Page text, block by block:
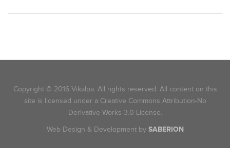
Copyright © 2016 Vikalpa. All rights reserved. All content on this
site is licensed under a Creative Commons Attribution-No
Derivative Works 3.0 License.
Web Design & Development by SABERION